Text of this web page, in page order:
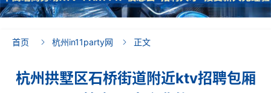
首页  杭州in11party网  正文
杭州拱墅区石桥街道附近ktv招聘包厢